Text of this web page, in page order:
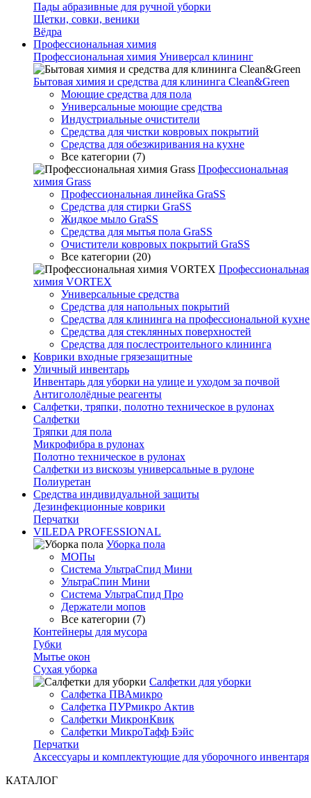
Пады абразивные для ручной уборки
Щетки, совки, веники
Вёдра
Профессиональная химия
Профессиональная химия Универсал клининг
Бытовая химия и средства для клининга Clean&Green
Моющие средства для пола
Универсальные моющие средства
Индустриальные очистители
Средства для чистки ковровых покрытий
Средства для обезжиривания на кухне
Все категории (7)
Профессиональная
химия Grass
Профессиональная линейка GraSS
Средства для стирки GraSS
Жидкое мыло GraSS
Средства для мытья пола GraSS
Очистители ковровых покрытий GraSS
Все категории (20)
Профессиональная
химия VORTEX
Универсальные средства
Средства для напольных покрытий
Средства для клининга на профессиональной кухне
Средства для стеклянных поверхностей
Средства для послестроительного клининга
Коврики входные грязезащитные
Уличный инвентарь
Инвентарь для уборки на улице и уходом за почвой
Антигололёдные реагенты
Салфетки, тряпки, полотно техническое в рулонах
Салфетки
Тряпки для пола
Микрофибра в рулонах
Полотно техническое в рулонах
Салфетки из вискозы универсальные в рулоне
Полиуретан
Средства индивидуальной защиты
Дезинфекционные коврики
Перчатки
VILEDA PROFESSIONAL
Уборка пола
МОПы
Система УльтраСпид Мини
УльтраСпин Мини
Система УльтраСпид Про
Держатели мопов
Все категории (7)
Контейнеры для мусора
Губки
Мытье окон
Сухая уборка
Салфетки для уборки
Салфетка ПВАмикро
Салфетка ПУРмикро Актив
Салфетки МикронКвик
Салфетки МикроТафф Бэйс
Перчатки
Аксессуары и комплектующие для уборочного инвентаря
КАТАЛОГ